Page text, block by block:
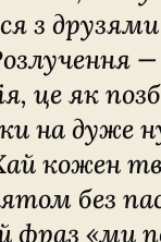
з
це як
на дуже
кожен
без
й фраз «ми